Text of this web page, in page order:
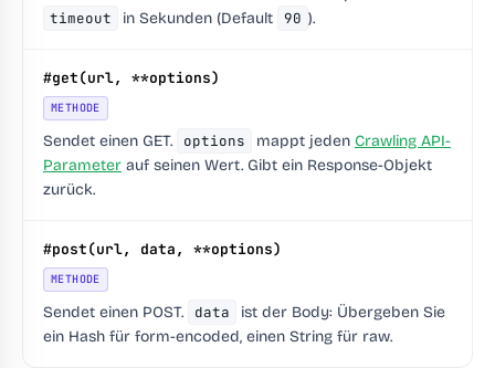
timeout
in Sekunden (Default 90 ).
#get(url, **options)
METHODE
Sendet einen GET. options mappt jeden Crawling API-
Parameter auf seinen Wert. Gibt ein Response-Objekt
zurück.
#post(url, data, **options)
METHODE
Sendet einen POST. data
ist der Body: Übergeben Sie
ein Hash für form-encoded, einen String für raw.